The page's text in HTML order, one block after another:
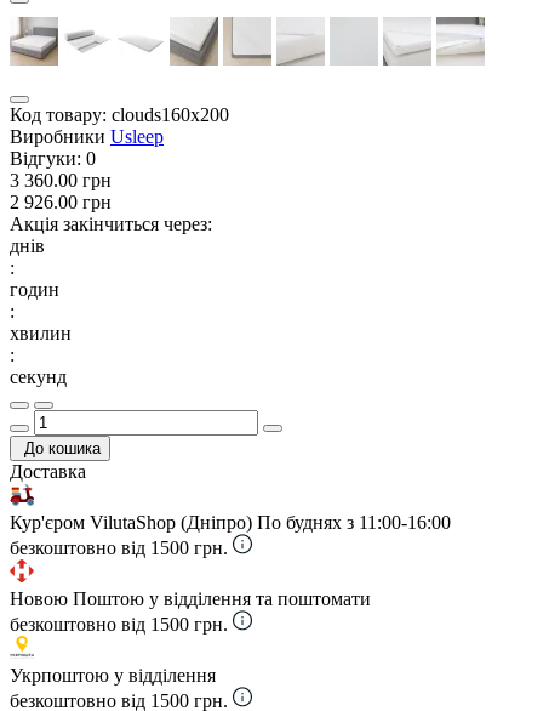
Код товару: clouds160x200
Виробники Usleep
Відгуки: 0
3 360.00 грн
2 926.00 грн
Акція закінчиться через:
днів
:
годин
:
хвилин
:
секунд
До кошика
Доставка
Кур'єром VilutaShop (Дніпро) По буднях з 11:00-16:00
безкоштовно від 1500 грн.
Новою Поштою у відділення та поштомати
безкоштовно від 1500 грн.
Укрпоштою у відділення
безкоштовно від 1500 грн.